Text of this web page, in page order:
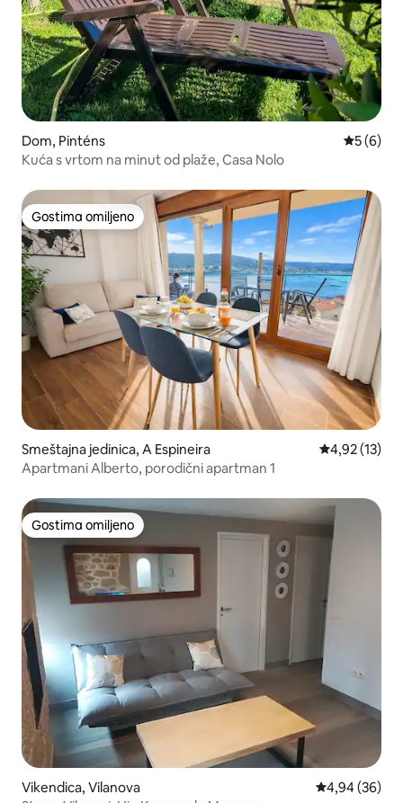
Dom, Pinténs
5 (6)
Kuća s vrtom na minut od plaže, Casa Nolo
Gostima omiljeno
Gostima omiljeno
Smeštajna jedinica, A Espineira Prosečna
4,92 (13)
Apartmani Alberto, porodični apartman 1
Gostima omiljeno
Gostima omiljeno
Vikendica, Vilanova Prosečna
4,94 (36)